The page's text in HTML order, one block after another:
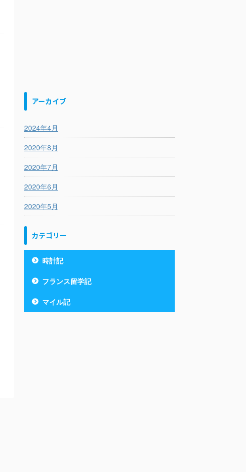
アーカイブ
2024年4月
2020年8月
2020年7月
2020年6月
2020年5月
カテゴリー
時計記
フランス留学記
マイル記